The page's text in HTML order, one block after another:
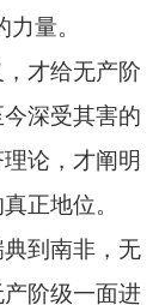
量。
才给无产阶
深受其害的
论，才阐明
正地位。
到南非，无
阶级一面进